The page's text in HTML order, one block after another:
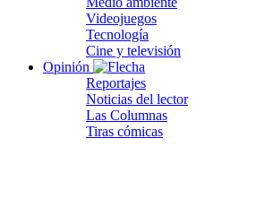
Videojuegos
Tecnología
Cine y televisión
Opinión
Reportajes
Noticias del lector
Las Columnas
Tiras cómicas